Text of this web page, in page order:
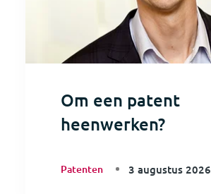
Om een patent
heenwerken?
Patenten 3 augustus 2026